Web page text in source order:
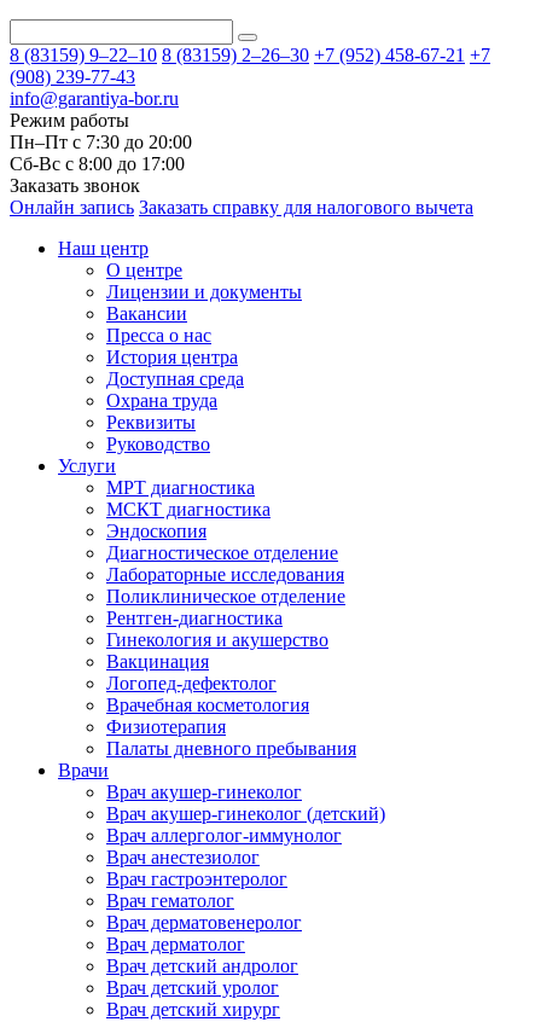
8 (83159) 9–22–10 8 (83159) 2–26–30 +7 (952) 458-67-21 +7
(908) 239-77-43
info@garantiya-bor.ru
Режим работы
Пн–Пт с 7:30 до 20:00
Cб-Вс с 8:00 до 17:00
Заказать звонок
Онлайн запись Заказать справку для налогового вычета
Наш центр
О центре
Лицензии и документы
Вакансии
Пресса о нас
История центра
Доступная среда
Охрана труда
Реквизиты
Руководство
Услуги
МРТ диагностика
МСКТ диагностика
Эндоскопия
Диагностическое отделение
Лабораторные исследования
Поликлиническое отделение
Рентген-диагностика
Гинекология и акушерство
Вакцинация
Логопед-дефектолог
Врачебная косметология
Физиотерапия
Палаты дневного пребывания
Врачи
Врач акушер-гинеколог
Врач акушер-гинеколог (детский)
Врач аллерголог-иммунолог
Врач анестезиолог
Врач гастроэнтеролог
Врач гематолог
Врач дерматовенеролог
Врач дерматолог
Врач детский андролог
Врач детский уролог
Врач детский хирург